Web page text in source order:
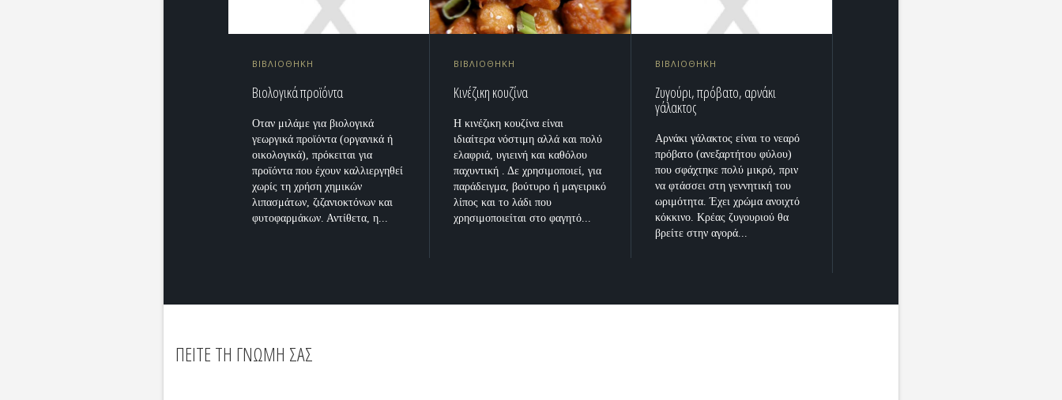
ΒΙΒΛΙΟΘΗΚΗ
Βιολογικά προϊόντα
Οταν μιλάμε για βιολογικά
γεωργικά προϊόντα (οργανικά ή
οικολογικά), πρόκειται για
προϊόντα που έχουν καλλιεργηθεί
χωρίς τη χρήση χημικών
λιπασμάτων, ζιζανιοκτόνων και
φυτοφαρμάκων. Αντίθετα, η...
ΒΙΒΛΙΟΘΗΚΗ
Κινέζικη κουζίνα
Η κινέζικη κουζίνα είναι
ιδιαίτερα νόστιμη αλλά και πολύ
ελαφριά, υγιεινή και καθόλου
παχυντική . Δε χρησιμοποιεί, για
παράδειγμα, βούτυρο ή μαγειρικό
λίπος και το λάδι που
χρησιμοποιείται στο φαγητό...
ΒΙΒΛΙΟΘΗΚΗ
Ζυγούρι, πρόβατο, αρνάκι
γάλακτος
Αρνάκι γάλακτος είναι το νεαρό
πρόβατο (ανεξαρτήτου φύλου)
που σφάχτηκε πολύ μικρό, πριν
να φτάσσει στη γεννητική του
ωριμότητα. Έχει χρώμα ανοιχτό
κόκκινο. Κρέας ζυγουριού θα
βρείτε στην αγορά...
ΠΕΙΤΕ ΤΗ ΓΝΩΜΗ ΣΑΣ